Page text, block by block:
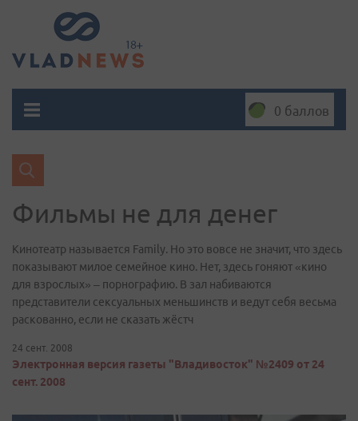
0 баллов
Фильмы не для денег
Кинотеатр называется Family. Но это вовсе не значит, что здесь
показывают милое семейное кино. Нет, здесь гоняют «кино
для взрослых» – порнографию. В зал набиваются
представители сексуальных меньшинств и ведут себя весьма
раскованно, если не сказать жёстч
24 сент. 2008
Электронная версия газеты "Владивосток" №2409 от 24
сент. 2008